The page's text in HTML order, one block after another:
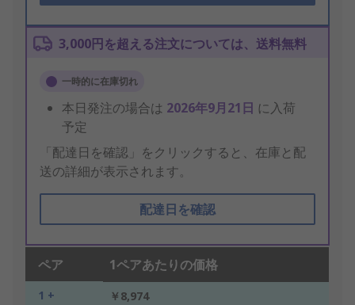
3,000円を超える注文については、送料無料
一時的に在庫切れ
本日発注の場合は 2026年9月21日 に入荷
予定
「配達日を確認」をクリックすると、在庫と配
送の詳細が表示されます。
配達日を確認
ペア 1ペアあたりの価格
1 + ￥8,974